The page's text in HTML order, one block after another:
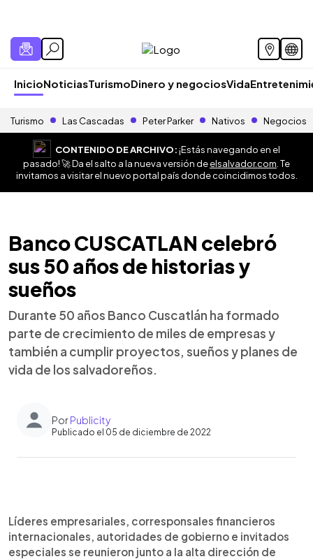
InicioNoticiasTurismoDinero y negociosVida
Turismo Las Cascadas Peter Parker Nativos Negocios
CONTENIDO DE ARCHIVO:¡Estás navegando en el
pasado! 🚀 Da el salto a la nueva versión deelsalvador.com . Te
invitamos a visitar el nuevo portal país donde coincidimos todos.
Banco CUSCATLAN celebró
sus 50 años de historias y
sueños
Durante 50 años Banco Cuscatlán ha formado
parte de crecimiento de miles de empresas y
también a cumplir proyectos, sueños y planes de
vida de los salvadoreños.
PorPublicity
Publicado el 05 de diciembre de 2022
Escuchar artículo
Líderes empresariales, corresponsales financieros
internacionales, autoridades de gobierno e invitados
especiales se reunieron junto a la alta dirección de